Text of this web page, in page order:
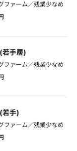
ファーム／残業少なめ
若手層)
ファーム／残業少なめ
若手)
ファーム／残業少なめ